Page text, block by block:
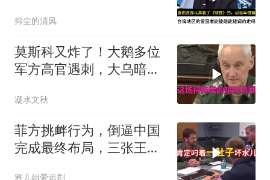
抑尘的清风
莫斯科又炸了！大鹅多位
军方高官遇刺，大乌暗杀
凝水文秋
菲方挑衅行为，倒逼中国
完成最终布局，三张王牌
雅儿姐爱追剧